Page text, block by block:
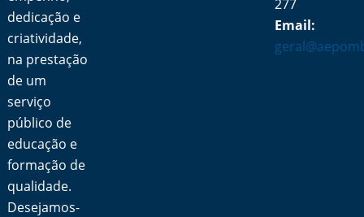
dedicação e
criatividade,
na prestação
de um
serviço
público de
educação e
formação de
qualidade.
Desejamos-
277
Email: